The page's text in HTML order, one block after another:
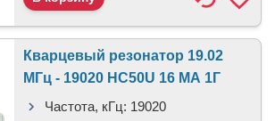
Кварцевый резонатор 19.02
МГц - 19020 HC50U 16 МА 1Г
Частота, кГц: 19020